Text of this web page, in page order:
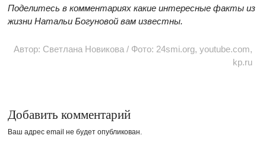
Поделитесь в комментариях какие интересные факты из
жизни Натальи Богуновой вам известны.
Автор: Светлана Новикова / Фото: 24smi.org, youtube.com,
kp.ru
Добавить комментарий
Ваш адрес email не будет опубликован.